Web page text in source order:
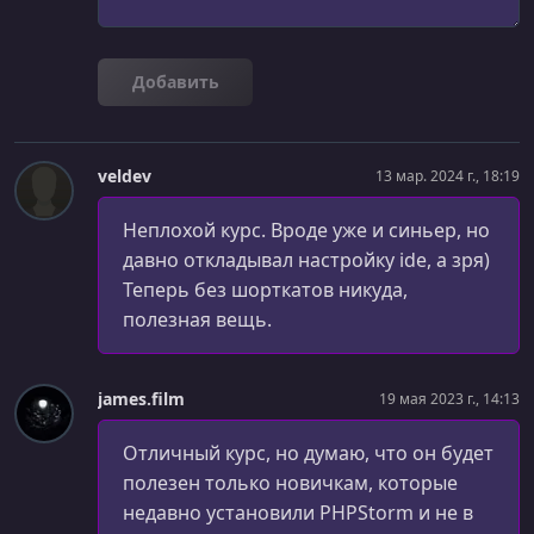
7 Navigation - Hide Toolbars
УРОК 29. 00:00:48
9 Navigation - Quick Access To Toolbars
00:01:16
10 Navigation - Recent Locations
11 Templates - Live Templates Extended
УРОК 32. 00:00:58
12 Templates - Postfix Templates
00:00:57
13 Templates - Surround With
Добавить
veldev 13 мар. 2024 г., 18:19
Неплохой курс. Вроде уже и синьер, но
давно откладывал настройку ide, а зря)
Теперь без шорткатов никуда,
полезная вещь.
james.film 19 мая 2023 г., 14:13
Отличный курс, но думаю, что он будет
полезен только новичкам, которые
недавно установили PHPStorm и не в